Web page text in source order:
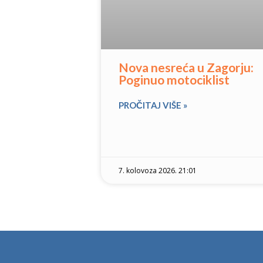
Nova nesreća u Zagorju:
Poginuo motociklist
PROČITAJ VIŠE »
7. kolovoza 2026. 21:01